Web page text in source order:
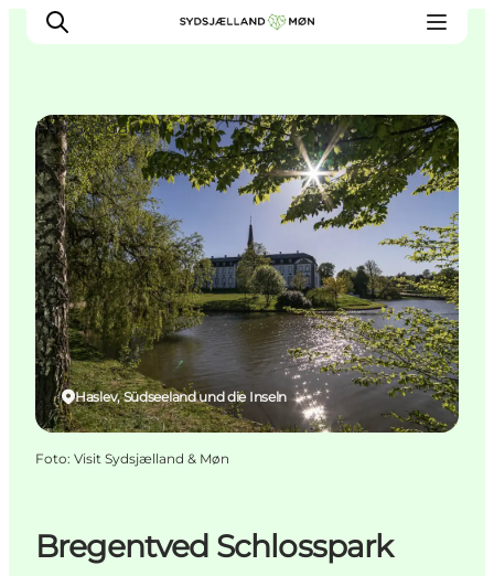
Erleben
Städte und Orte
Events
Essen
Unterkunft
Reise planen
Bregentved Schlosspark
Haslev, Südseeland und die Inseln
Parks & Gärten
Foto: Visit Sydsjælland & Møn